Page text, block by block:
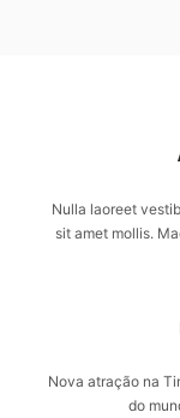
Nulla laoreet
sit amet mollis.
Nova atração na
do